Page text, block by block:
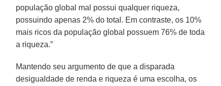
população global mal possui qualquer riqueza,
possuindo apenas 2% do total. Em contraste, os 10%
mais ricos da população global possuem 76% de toda
a riqueza.”
Mantendo seu argumento de que a disparada
desigualdade de renda e riqueza é uma escolha, os